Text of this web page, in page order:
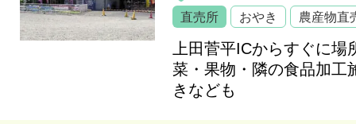
直売所
おやき 農産物直
上田菅平ICからすぐに
菜・果物・隣の食品加工
きなども